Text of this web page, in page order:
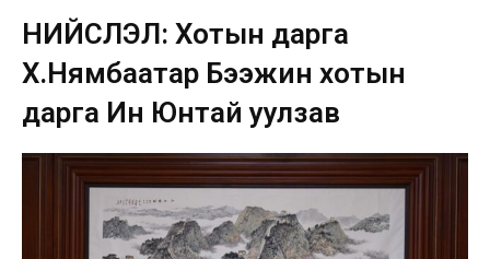
НИЙСЛЭЛ: Хотын дарга
Х.Нямбаатар Бээжин хотын
дарга Ин Юнтай уулзав